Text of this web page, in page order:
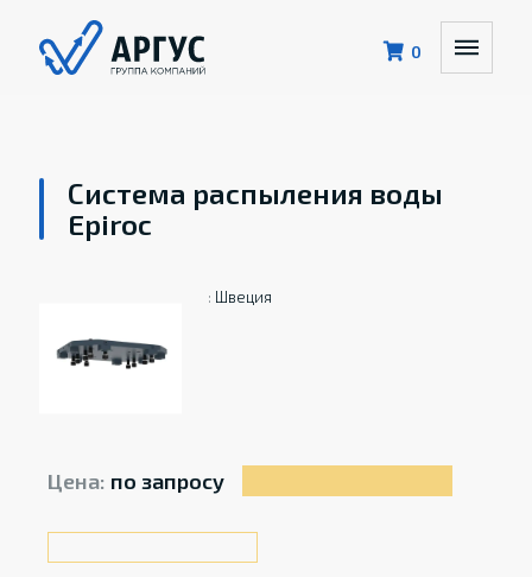
0
Система распыления воды
Epiroc
: Швеция
Цена: по запросу